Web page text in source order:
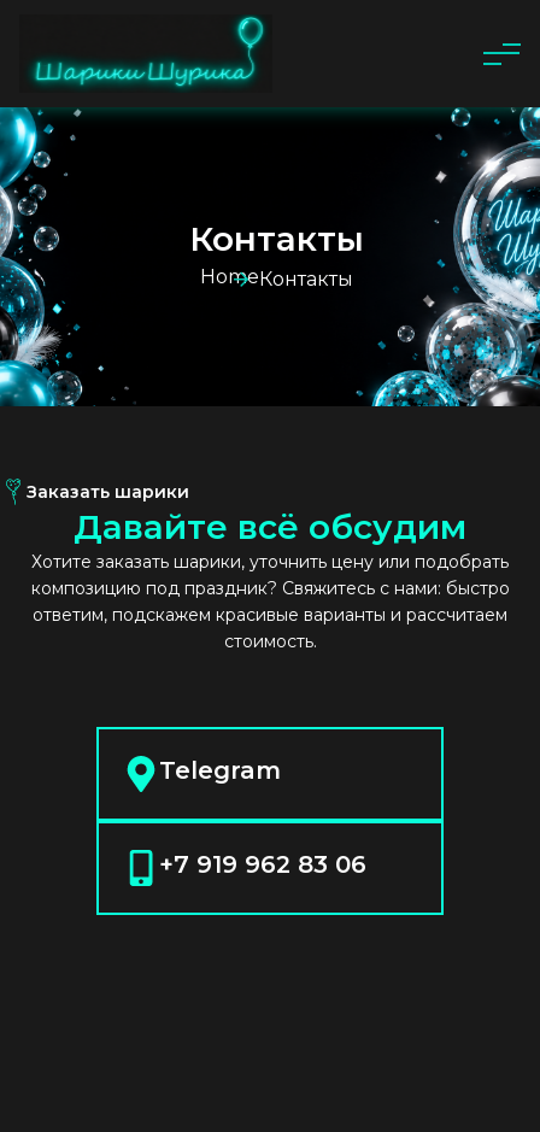
Контакты
HomeКонтакты
Заказать шарики
Давайте всё обсудим
Хотите заказать шарики, уточнить цену или подобрать
композицию под праздник? Свяжитесь с нами: быстро
ответим, подскажем красивые варианты и рассчитаем
стоимость.
Telegram
+7 919 962 83 06